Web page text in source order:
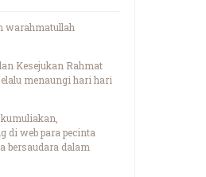
warahmatullah
Kesejukan Rahmat
menaungi hari hari
di web para pecinta
bersaudara dalam